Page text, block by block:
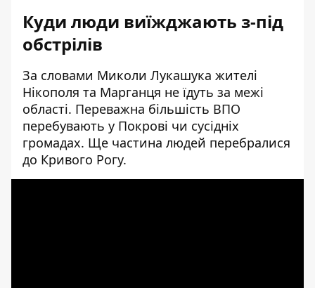
Куди люди виїжджають з-під
обстрілів
За словами Миколи Лукашука жителі
Нікополя та Марганця не їдуть за межі
області. Переважна більшість ВПО
перебувають у Покрові чи сусідніх
громадах. Ще частина людей перебралися
до Кривого Рогу.